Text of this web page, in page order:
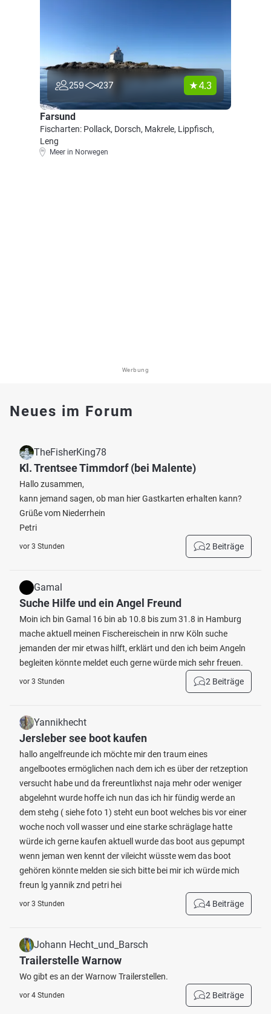
259 237 4.3
Farsund
Fischarten: Pollack, Dorsch, Makrele, Lippfisch,
Leng
Meer in Norwegen
Werbung
Neues im Forum
TheFisherKing78
Kl. Trentsee Timmdorf (bei Malente)
Hallo zusammen,
kann jemand sagen, ob man hier Gastkarten erhalten kann?
Grüße vom Niederrhein
Petri
vor 3 Stunden 2 Beiträge
Gamal
Suche Hilfe und ein Angel Freund
Moin ich bin Gamal 16 bin ab 10.8 bis zum 31.8 in Hamburg
mache aktuell meinen Fischereischein in nrw Köln suche
jemanden der mir etwas hilft, erklärt und den ich beim Angeln
begleiten könnte meldet euch gerne würde mich sehr freuen.
vor 3 Stunden 2 Beiträge
Yannikhecht
Jersleber see boot kaufen
hallo angelfreunde ich möchte mir den traum eines
angelbootes ermöglichen nach dem ich es über der retzeption
versucht habe und da frereuntlixhst naja mehr oder weniger
abgelehnt wurde hoffe ich nun das ich hir fündig werde an
dem stehg ( siehe foto 1) steht eun boot welches bis vor einer
woche noch voll wasser und eine starke schräglage hatte
würde ich gerne kaufen aktuell wurde das boot aus gepumpt
wenn jeman wen kennt der vileicht wüsste wem das boot
gehören könnte melden sie sich bitte bei mir ich würde mich
freun lg yannik znd petri hei
vor 3 Stunden 4 Beiträge
Johann Hecht_und_Barsch
Trailerstelle Warnow
Wo gibt es an der Warnow Trailerstellen.
vor 4 Stunden 2 Beiträge